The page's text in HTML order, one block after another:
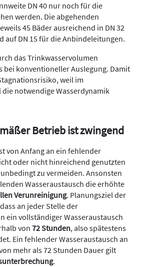
DN 40 nur noch für die
werden. Die abgehenden
45 Bäder ausreichend in DN 32
auf DN 15 für die Anbindeleitungen.
das Trinkwasservolumen
bei konventioneller Auslegung. Damit
weil im
notwendige Wasserdynamik
Betrieb ist zwingend
von Anfang an ein fehlender
oder nicht hinreichend genutzten
zu vermeiden. Ansonsten
Wasseraustausch die erhöhte
Verunreinigung. Planungsziel der
an jeder Stelle der
ein vollständiger Wasseraustausch
von 72 Stunden, also spätestens
Ein fehlender Wasseraustausch an
mehr als 72 Stunden Dauer gilt
.